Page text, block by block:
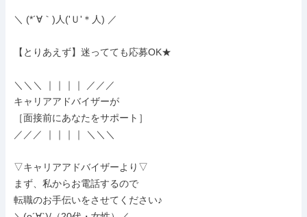
＼ (*´∀｀)人('Ｕ'＊人) ／
【とりあえず】迷ってても応募OK★
＼＼＼ ｜｜｜｜ ／／／
キャリアアドバイザーが
［面接前にあなたをサポート］
／／／ ｜｜｜｜ ＼＼＼
▽キャリアアドバイザーより▽
まず、私からお電話するので
転職のお手伝いをさせてください♪